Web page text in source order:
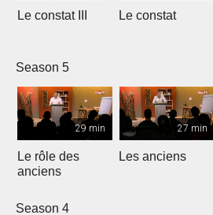
Le constat III Le constat
Season 5
29 min
Le rôle des
anciens
27 min
Les anciens
Season 4